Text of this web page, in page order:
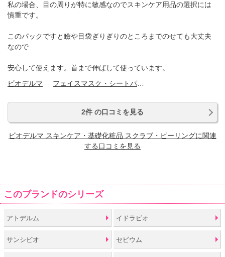
私の場合、目の周りが特に敏感なのでスキンケア用品の選択には
慎重です。
このパックですと瞼や目袋ぎりぎりのところまでのせても大丈夫
なので
安心して使えます。首まで伸ばして使っています。
ビオデルマ
2件 の口コミを見る
ビオデルマ スキンケア・基礎化粧品 スクラブ・ピーリングに関連
する口コミを見る
このブランドのシリーズ
アトデルム イドラビオ
サンシビオ セビウム